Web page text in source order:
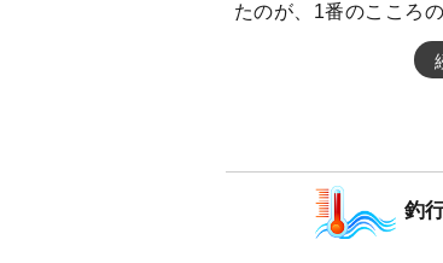
たのが、1番のこころ
釣